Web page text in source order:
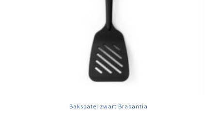
Bakspatel zwart Brabantia